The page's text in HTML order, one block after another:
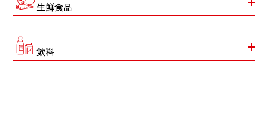
生鮮食品
飲料